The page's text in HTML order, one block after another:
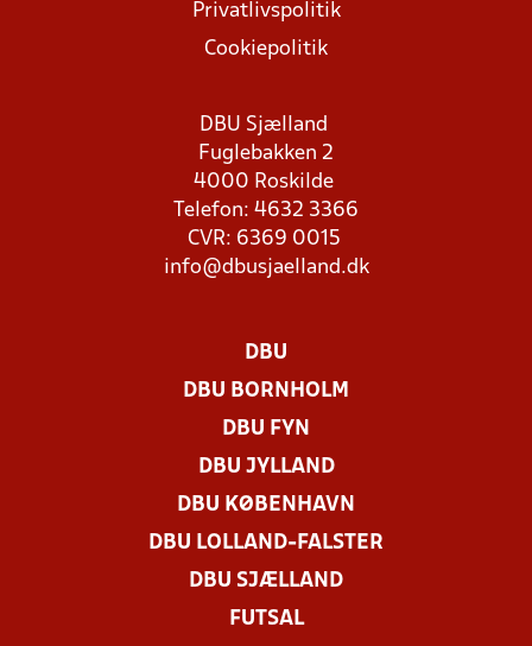
Privatlivspolitik
Cookiepolitik
DBU Sjælland
Fuglebakken 2
4000 Roskilde
Telefon: 4632 3366
CVR: 6369 0015
info@dbusjaelland.dk
DBU
DBU BORNHOLM
DBU FYN
DBU JYLLAND
DBU KØBENHAVN
DBU LOLLAND-FALSTER
DBU SJÆLLAND
FUTSAL